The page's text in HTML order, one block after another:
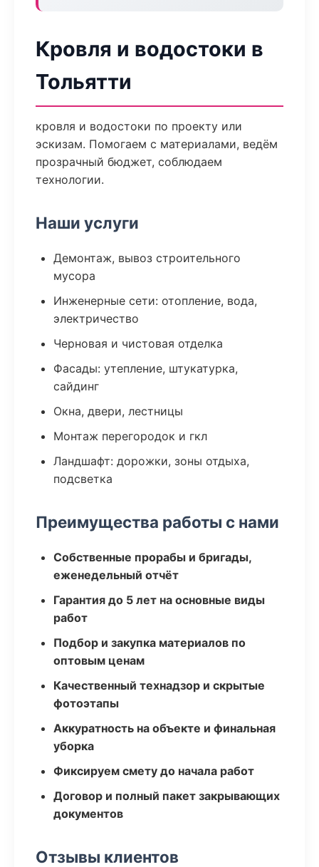
Кровля и водостоки в
Тольятти
кровля и водостоки по проекту или
эскизам. Помогаем с материалами, ведём
прозрачный бюджет, соблюдаем
технологии.
Наши услуги
Демонтаж, вывоз строительного
мусора
Инженерные сети: отопление, вода,
электричество
Черновая и чистовая отделка
Фасады: утепление, штукатурка,
сайдинг
Окна, двери, лестницы
Монтаж перегородок и гкл
Ландшафт: дорожки, зоны отдыха,
подсветка
Преимущества работы с нами
Собственные прорабы и бригады,
еженедельный отчёт
Гарантия до 5 лет на основные виды
работ
Подбор и закупка материалов по
оптовым ценам
Качественный технадзор и скрытые
фотоэтапы
Аккуратность на объекте и финальная
уборка
Фиксируем смету до начала работ
Договор и полный пакет закрывающих
документов
Отзывы клиентов